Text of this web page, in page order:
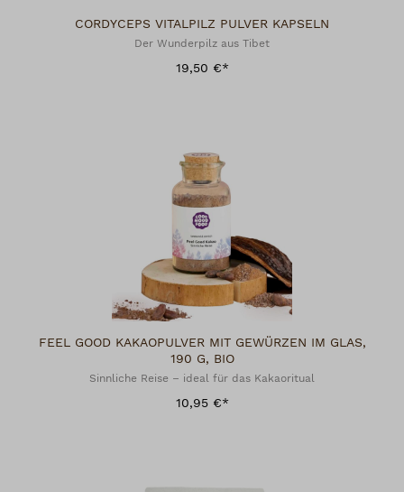
CORDYCEPS VITALPILZ PULVER KAPSELN
Der Wunderpilz aus Tibet
19,50 €*
FEEL GOOD KAKAOPULVER MIT GEWÜRZEN IM GLAS,
190 G, BIO
Sinnliche Reise – ideal für das Kakaoritual
10,95 €*